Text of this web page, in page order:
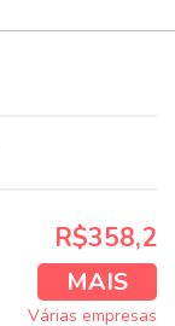
R$358,2
MAIS
Várias empresas